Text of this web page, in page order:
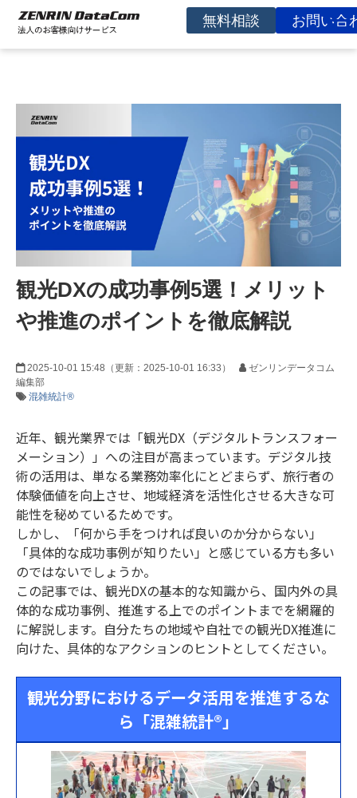
無料相談 お問い合
コラム
イベント
よくあるご質問
企業情報
観光DXの成功事例5選！メリット
や推進のポイントを徹底解説
2025-10-01 15:48 （更新： 2025-10-01 16:33 ）
ゼンリンデータコム
編集部
混雑統計®
近年、観光業界では「観光DX（デジタルトランスフォー
メーション）」への注目が高まっています。デジタル技
術の活用は、単なる業務効率化にとどまらず、旅行者の
体験価値を向上させ、地域経済を活性化させる大きな可
能性を秘めているためです。
しかし、「何から手をつければ良いのか分からない」
「具体的な成功事例が知りたい」と感じている方も多い
のではないでしょうか。
この記事では、観光DXの基本的な知識から、国内外の具
体的な成功事例、推進する上でのポイントまでを網羅的
に解説します。自分たちの地域や自社での観光DX推進に
向けた、具体的なアクションのヒントとしてください。
観光分野におけるデータ活用を推進するな
ら 「混雑統計®」